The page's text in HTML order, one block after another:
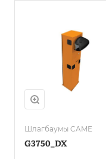
Шлагбаумы CAME
G3750_DX